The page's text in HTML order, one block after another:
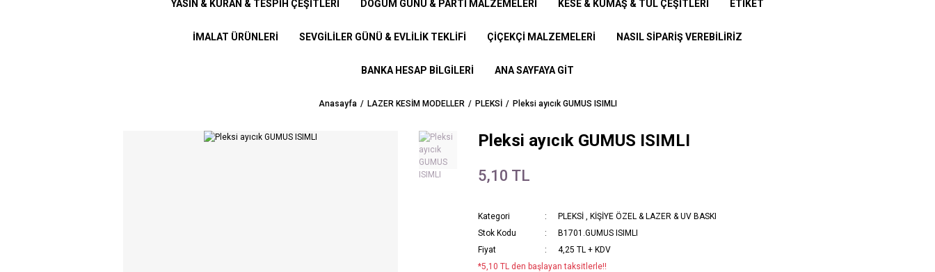
YASİN & KURAN & TESPİH ÇEŞİTLERİ DOĞUM GÜNÜ & PARTİ MALZEMELERİ KESE & KUMAŞ & TÜL ÇEŞİTLERİ ETİKET
İMALAT ÜRÜNLERİ SEVGİLİLER GÜNÜ & EVLİLİK TEKLİFİ ÇİÇEKÇİ MALZEMELERİ NASIL SİPARİŞ VEREBİLİRİZ
BANKA HESAP BİLGİLERİ ANA SAYFAYA GİT
Anasayfa LAZER KESİM MODELLER PLEKSİ Pleksi ayıcık GUMUS ISIMLI
Pleksi ayıcık GUMUS ISIMLI
5,10 TL
Kategori PLEKSİ , KİŞİYE ÖZEL & LAZER & UV BASKI
Stok Kodu
B1701.GUMUS ISIMLI
Fiyat
4,25 TL + KDV
*5,10 TL den başlayan taksitlerle!!